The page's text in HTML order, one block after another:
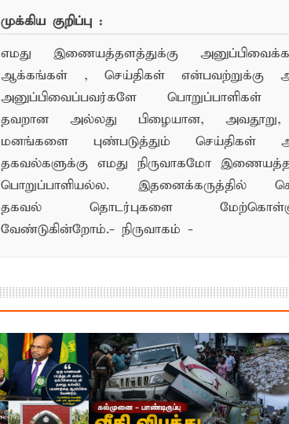
முக்கிய குறிப்பு :
எமது இணையத்தளத்துக்கு
ஆக்கங்கள் , செய்திகள் என்பவற்றுக்கு
அனுப்பிவைப்பவர்களே பொறுப்பாளிகள்
தவறான அல்லது பிழையான, அவதூறு,
மனங்களை புண்படுத்தும் செய்திகள்
தகவல்களுக்கு எமது நிருவாகமோ
பொறுப்பாளியல்ல. இதனைக்கருத்தில்
தகவல் தொடர்புகளை
வேண்டுகின்றோம்.- நிருவாகம் -